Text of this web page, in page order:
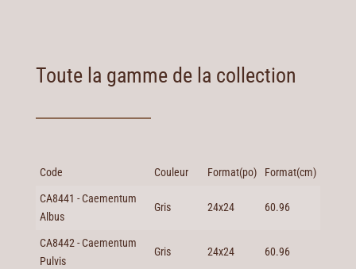
Toute la gamme de la collection
Code Couleur Format(po) Format(cm)
CA8441 - Caementum
Albus
Gris 24x24 60.96
CA8442 - Caementum
Pulvis
Gris 24x24 60.96